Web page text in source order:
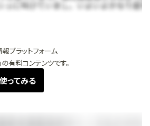
プラットフォーム
」の有料コンテンツです。
ってみる